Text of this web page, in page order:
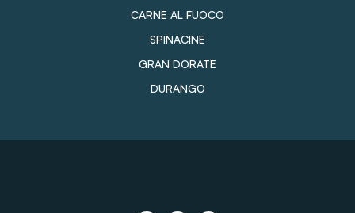
CARNE AL FUOCO
SPINACINE
GRAN DORATE
DURANGO